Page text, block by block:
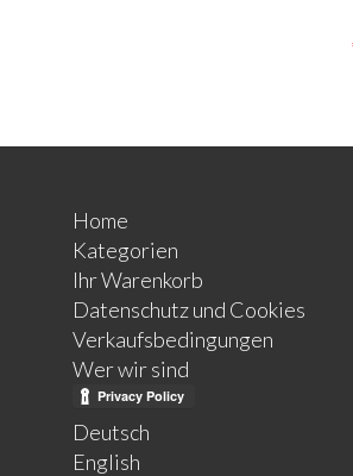
Home
Kategorien
Ihr Warenkorb
Datenschutz und Cookies
Verkaufsbedingungen
Wer wir sind
Deutsch
English